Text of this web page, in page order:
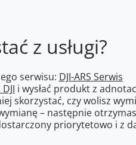
z usługi?
serwisu: DJI-ARS Serwis
i wysłać produkt z
skorzystać, czy wolisz
– następnie
priorytetowo i z